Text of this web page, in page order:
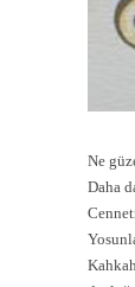
Ne
Daha